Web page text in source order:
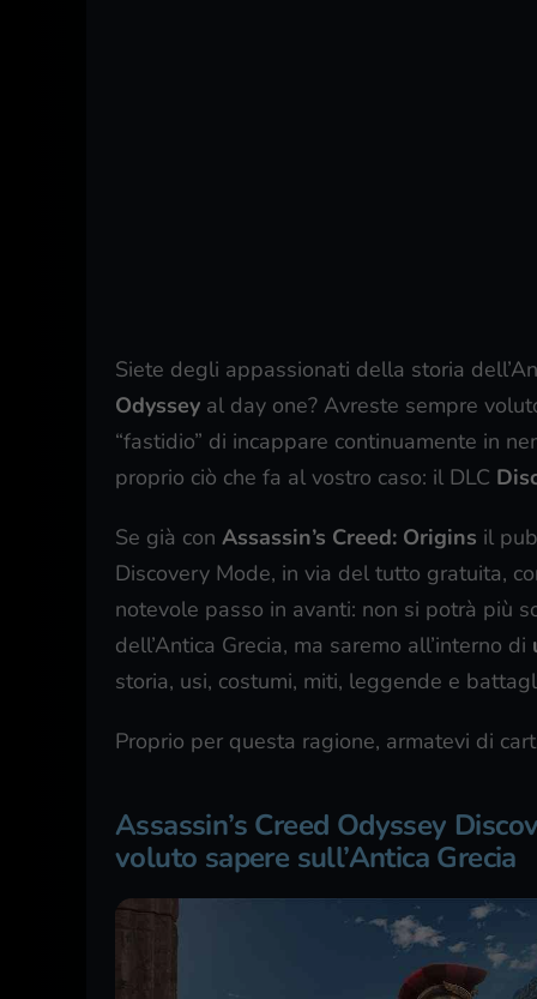
Siete degli appassionati della storia
Odyssey al day one? Avreste sempre
“fastidio” di incappare continuamente in
proprio ciò che fa al vostro caso: il DLC
Se già con Assassin’s Creed: Origins il
Discovery Mode, in via del tutto gratuita,
notevole passo in avanti: non si potrà più
dell’Antica Grecia, ma saremo all’interno di
storia, usi, costumi, miti, leggende e
Proprio per questa ragione, armatevi di
Assassin’s Creed Odyssey
voluto sapere sull’Antica Grecia